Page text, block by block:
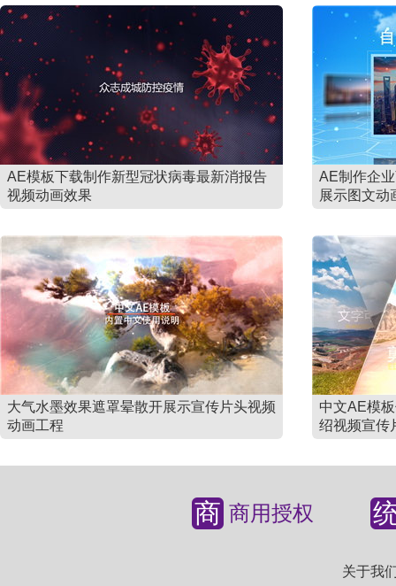
AE模板下载制作新型冠状病毒最新消报告
视频动画效果
AE制作企
展示图文动
大气水墨效果遮罩晕散开展示宣传片头视频
动画工程
中文AE模
绍视频宣传
商 商用授权
关于我